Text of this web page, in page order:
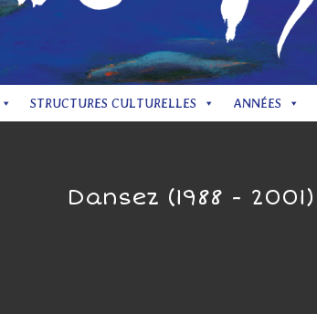
STRUCTURES CULTURELLES ANNÉES
Dansez (1988 - 2001)